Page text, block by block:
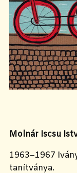
Molnár Iscsu
1963–1967
tanítványa.